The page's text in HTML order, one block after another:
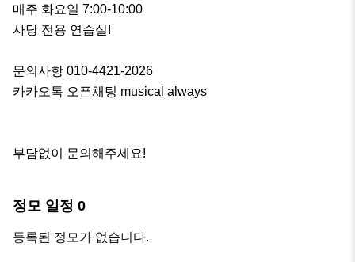
매주 화요일 7:00-10:00
사당 전용 연습실!
문의사항 010-4421-2026
카카오톡 오픈채팅 musical always
부담없이 문의해주세요!
정모 일정 0
등록된 정모가 없습니다.